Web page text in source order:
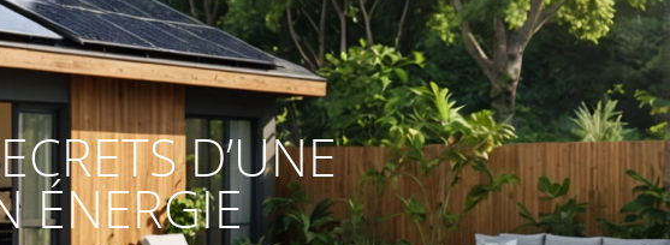
D’UNE
ÉNERGIE